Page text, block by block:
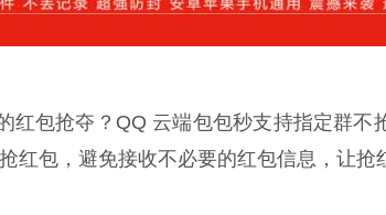
红包抢夺？QQ 云端包包秒支持指定群不
红包，避免接收不必要的红包信息，让抢